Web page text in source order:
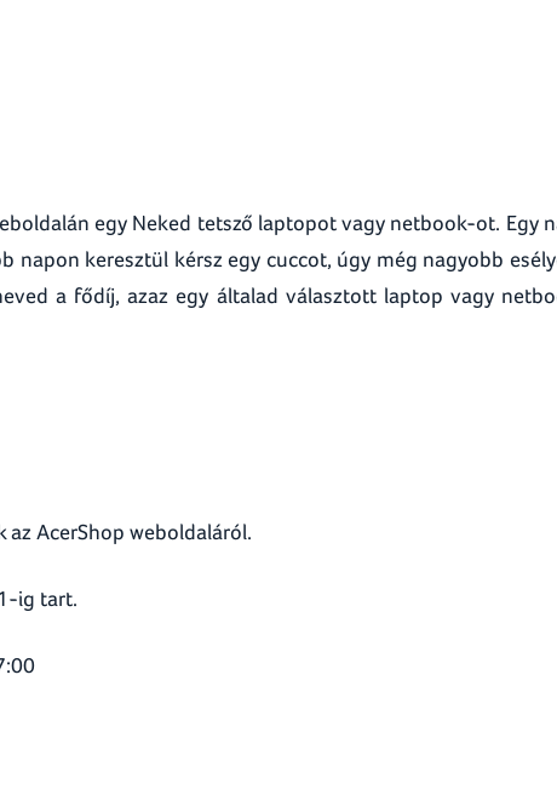
egy Neked tetsző laptopot vagy netbook-ot. Egy
napon keresztül kérsz egy cuccot, úgy még nagyobb
a fődíj, azaz egy általad választott laptop vagy
AcerShop weboldaláról.
ig tart.